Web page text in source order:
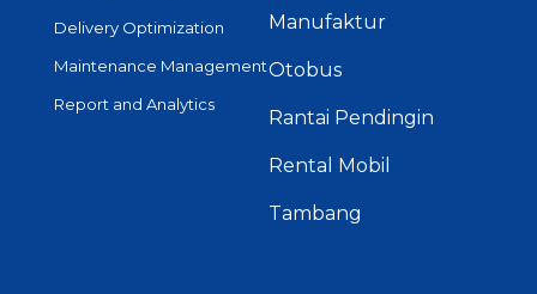
Delivery Optimization
Maintenance Management
Report and Analytics
Manufaktur
Otobus
Rantai Pendingin
Rental Mobil
Tambang